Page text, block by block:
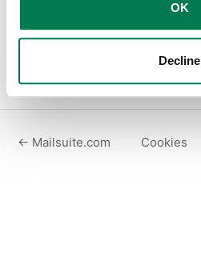
OK
Decline
Retour en haut
← Mailsuite.com Cookies